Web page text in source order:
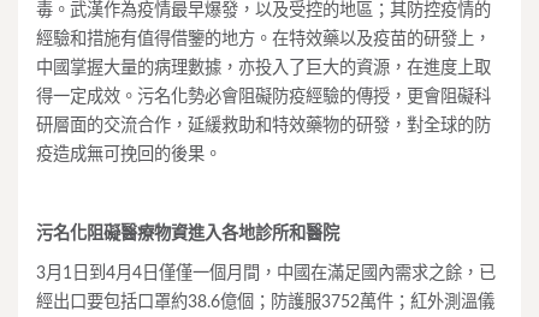
毒。武漢作為疫情最早爆發，以及受控的地區；其防控疫情的
經驗和措施有值得借鑒的地方。在特效藥以及疫苗的研發上，
中國掌握大量的病理數據，亦投入了巨大的資源，在進度上取
得一定成效。污名化勢必會阻礙防疫經驗的傳授，更會阻礙科
研層面的交流合作，延緩救助和特效藥物的研發，對全球的防
疫造成無可挽回的後果。
污名化阻礙醫療物資進入各地診所和醫院
3月1日到4月4日僅僅一個月間，中國在滿足國內需求之餘，已
經出口要包括口罩約38.6億個；防護服3752萬件；紅外測溫儀